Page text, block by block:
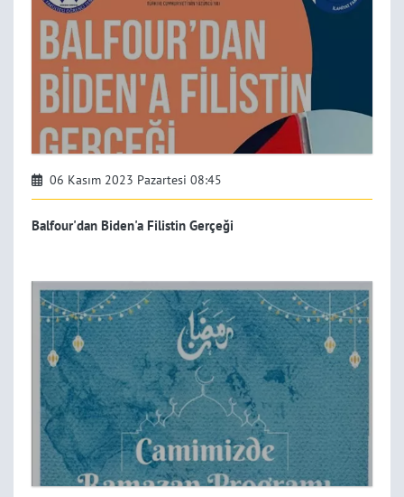
06 Kasım 2023 Pazartesi 08:45
Balfour'dan Biden'a Filistin Gerçeği